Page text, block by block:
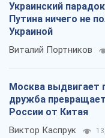
Украинский
Путина ничего не
Украиной
Виталий Портников
Москва выдвигает
дружба
России от Китая
Виктор Каспрук